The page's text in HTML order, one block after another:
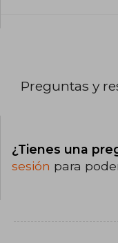
Preguntas y
¿Tienes una
sesión para